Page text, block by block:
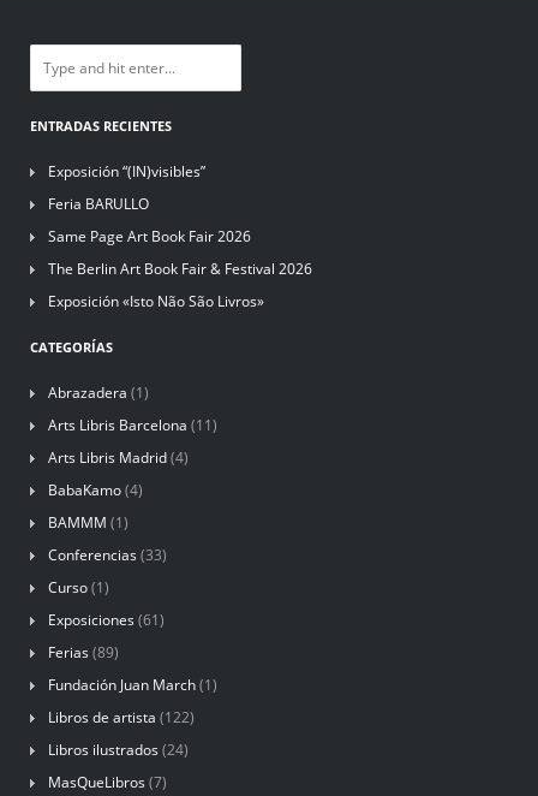
ENTRADAS RECIENTES
Exposición “(IN)visibles”
Feria BARULLO
Same Page Art Book Fair 2026
The Berlin Art Book Fair & Festival 2026
Exposición «Isto Não São Livros»
CATEGORÍAS
Abrazadera (1)
Arts Libris Barcelona (11)
Arts Libris Madrid(4)
BabaKamo(4)
BAMMM (1)
Conferencias (33)
Curso(1)
Exposiciones (61)
Ferias (89)
Fundación Juan March(1)
Libros de artista (122)
Libros ilustrados (24)
MasQueLibros (7)